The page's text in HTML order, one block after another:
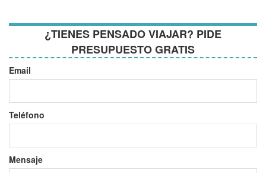
¿TIENES PENSADO VIAJAR? PIDE
PRESUPUESTO GRATIS
Email
Teléfono
Mensaje